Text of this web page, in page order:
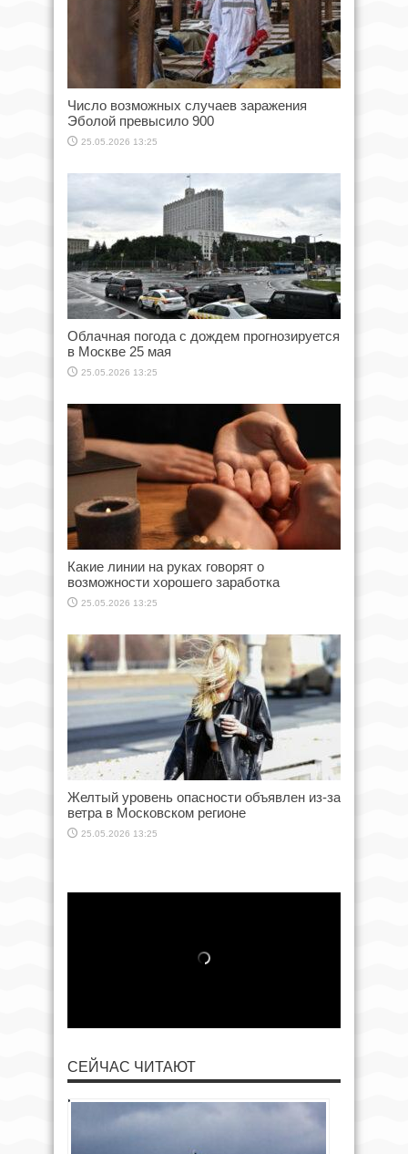
Число возможных случаев заражения
Эболой превысило 900
25.05.2026 13:25
Облачная погода с дождем прогнозируется
в Москве 25 мая
25.05.2026 13:25
Какие линии на руках говорят о
возможности хорошего заработка
25.05.2026 13:25
Желтый уровень опасности объявлен из-за
ветра в Московском регионе
25.05.2026 13:25
СЕЙЧАС ЧИТАЮТ